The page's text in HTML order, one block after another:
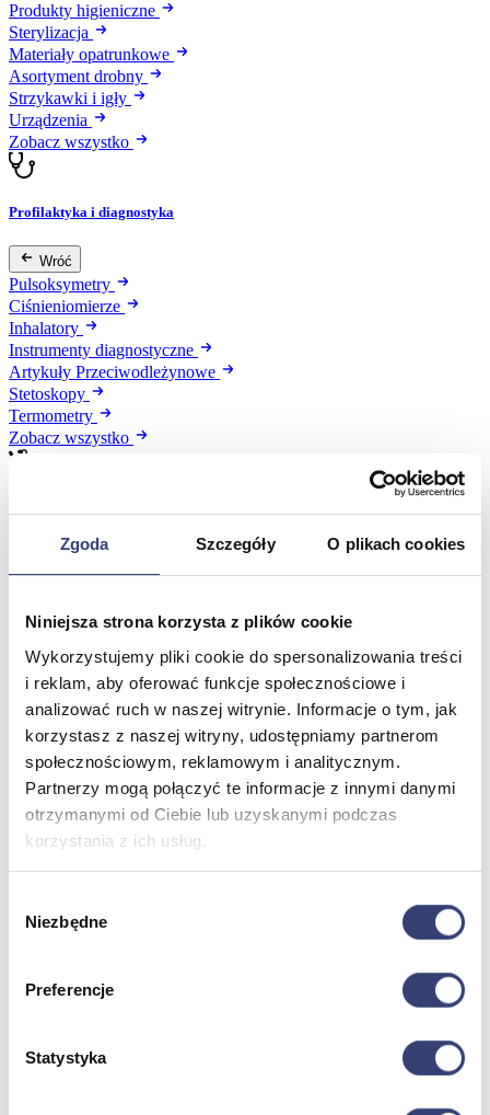
Zgoda Szczegóły O plikach cookies
Niniejsza strona korzysta z plików cookie
Wykorzystujemy pliki cookie do spersonalizowania treści
i reklam, aby oferować funkcje społecznościowe i
analizować ruch w naszej witrynie. Informacje o tym, jak
korzystasz z naszej witryny, udostępniamy partnerom
społecznościowym, reklamowym i analitycznym.
Partnerzy mogą połączyć te informacje z innymi danymi
otrzymanymi od Ciebie lub uzyskanymi podczas
korzystania z ich usług.
zgody
Niezbędne
Preferencje
Statystyka
Produkty higieniczne
Sterylizacja
Materiały opatrunkowe
Asortyment drobny
Strzykawki i igły
Urządzenia
Zobacz wszystko
Profilaktyka i diagnostyka
Wróć
Pulsoksymetry
Ciśnieniomierze
Inhalatory
Instrumenty diagnostyczne
Artykuły Przeciwodleżynowe
Stetoskopy
Termometry
Zobacz wszystko
Wróć
Kozetki
Taborety i krzesła
Parawany
Fotele
Zobacz wszystko
Spa & Wellness
Wróć
Fotele do masażu
Urządzenia
Zobacz wszystko
Dofinansowania
Dofinansowania